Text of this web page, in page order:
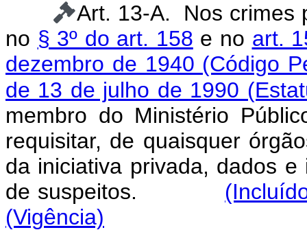
Art. 13-A. Nos crimes
no § 3º do art. 158 e no art.
dezembro de 1940 (Código
de 13 de julho de 1990
membro do Ministério
requisitar, de quaisquer
da iniciativa privada, dados
de suspeitos.
(Vigência)